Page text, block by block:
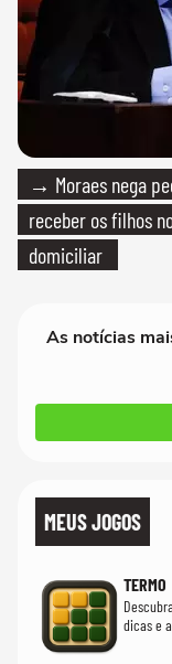
→ Moraes nega
receber os filhos
domiciliar
As notícias
MEUS JOGOS
TERMO
dicas e